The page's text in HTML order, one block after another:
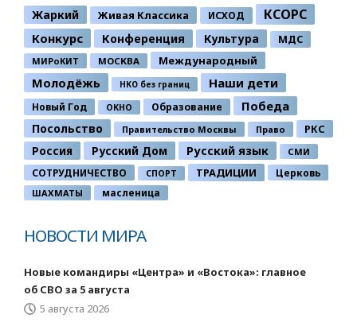
Жаркий Живая Классика ИСХОД КСОРС
Конкурс Конференция Культура МДС
МИРоКИТ МОСКВА Международный
Молодёжь НКО без границ Наши дети
Новый Год ОКНО Образование Победа
Посольство Правительство Москвы Право РКС
Россия Русский Дом Русский язык СМИ
СОТРУДНИЧЕСТВО СПОРТ ТРАДИЦИИ Церковь
ШАХМАТЫ масленица
НОВОСТИ МИРА
Новые командиры «Центра» и «Востока»: главное
об СВО за 5 августа
5 августа 2026